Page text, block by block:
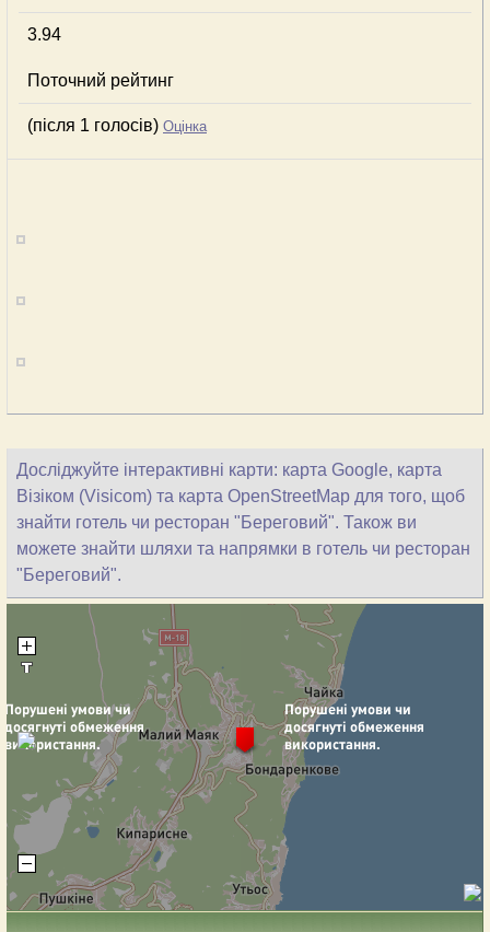
3.94
Поточний рейтинг
(після 1 голосів) Оцінка
Досліджуйте інтерактивні карти: карта Google, карта
Візіком (Visicom) та карта OpenStreetMap для того, щоб
знайти готель чи ресторан "Береговий". Також ви
можете знайти шляхи та напрямки в готель чи ресторан
"Береговий".